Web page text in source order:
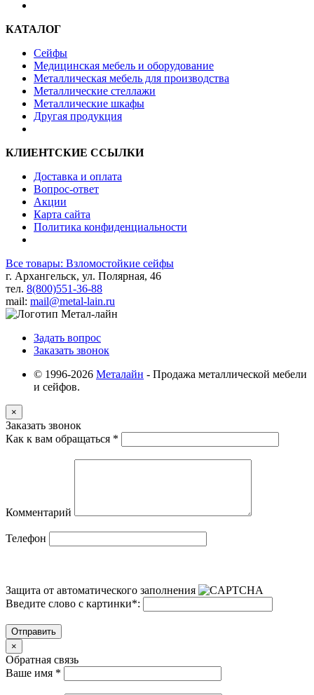
КАТАЛОГ
Сейфы
Медицинская мебель и оборудование
Металлическая мебель для производства
Металлические стеллажи
Металлические шкафы
Другая продукция
КЛИЕНТСКИЕ ССЫЛКИ
Доставка и оплата
Вопрос-ответ
Акции
Карта сайта
Политика конфиденциальности
Все товары: Взломостойкие сейфы
г. Архангельск, ул. Полярная, 46
тел. 8(800)551-36-88
mail: mail@metal-lain.ru
Задать вопрос
Заказать звонок
© 1996-2026 Металайн - Продажа металлической мебели
и сейфов.
×
Заказать звонок
Как к вам обращаться *
Комментарий
Телефон
Защита от автоматического заполнения
Введите слово с картинки*:
Отправить
×
Обратная связь
Ваше имя *